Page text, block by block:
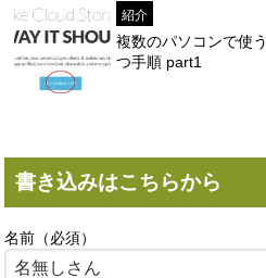
紹介
複数のパソコンで使
つ手順 part1
書き込みはこちらから
名前（必須）